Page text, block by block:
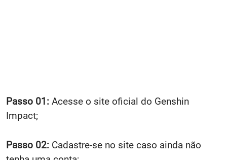
Passo 01: Acesse o site oficial do Genshin
Impact;
Passo 02: Cadastre-se no site caso ainda não